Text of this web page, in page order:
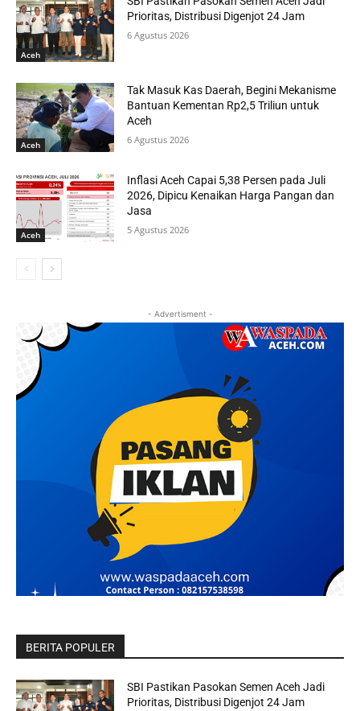
Aceh
Prioritas, Distribusi Digenjot 24 Jam
6 Agustus 2026
Aceh
Tak Masuk Kas Daerah, Begini Mekanisme
Bantuan Kementan Rp2,5 Triliun untuk
Aceh
6 Agustus 2026
Aceh
Inflasi Aceh Capai 5,38 Persen pada Juli
2026, Dipicu Kenaikan Harga Pangan dan
Jasa
5 Agustus 2026
- Advertisment -
BERITA POPULER
SBI Pastikan Pasokan Semen Aceh Jadi
Prioritas, Distribusi Digenjot 24 Jam